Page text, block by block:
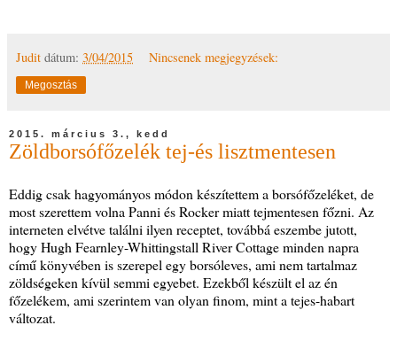
Judit dátum: 3/04/2015 Nincsenek megjegyzések:
Megosztás
2015. március 3., kedd
Zöldborsófőzelék tej-és lisztmentesen
Eddig csak hagyományos módon készítettem a borsófőzeléket, de
most szerettem volna Panni és Rocker miatt tejmentesen főzni. Az
interneten elvétve találni ilyen receptet, továbbá eszembe jutott,
hogy Hugh Fearnley-Whittingstall River Cottage minden napra
című könyvében is szerepel egy borsóleves, ami nem tartalmaz
zöldségeken kívül semmi egyebet. Ezekből készült el az én
főzelékem, ami szerintem van olyan finom, mint a tejes-habart
változat.